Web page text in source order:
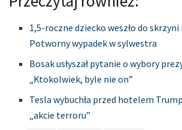
1,5-roczne dziecko weszło do skrzyni
Potworny wypadek w sylwestra
Bosak usłyszał pytanie o wybory
„Ktokolwiek, byle nie on”
Tesla wybuchła przed hotelem
„akcie terroru”